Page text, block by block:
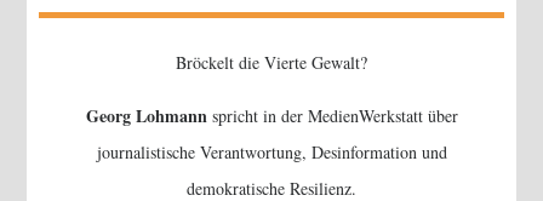
Bröckelt die Vierte Gewalt?
Georg Lohmannspricht in der MedienWerkstatt über
journalistische Verantwortung, Desinformation und
demokratische Resilienz.